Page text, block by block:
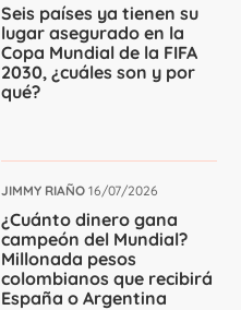
Seis países ya tienen su
lugar asegurado en la
Copa Mundial de la FIFA
2030, ¿cuáles son y por
qué?
JIMMY RIAÑO 16/07/2026
¿Cuánto dinero gana
campeón del Mundial?
Millonada pesos
colombianos que recibirá
España o Argentina